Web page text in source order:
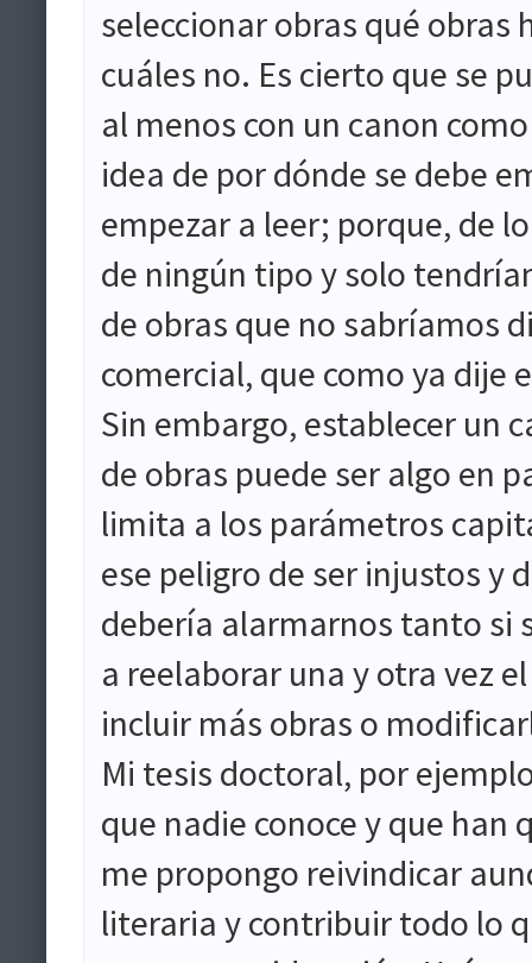
seleccionar obras qué obras
cuáles no. Es cierto que se
al menos con un canon
idea de por dónde se debe
empezar a leer; porque, de
de ningún tipo y solo
de obras que no sabríamos
comercial, que como ya dije
Sin embargo, establecer un
de obras puede ser algo en
limita a los parámetros
ese peligro de ser injustos y
debería alarmarnos tanto si
a reelaborar una y otra vez
incluir más obras o
Mi tesis doctoral, por
que nadie conoce y que han
me propongo reivindicar
literaria y contribuir todo lo